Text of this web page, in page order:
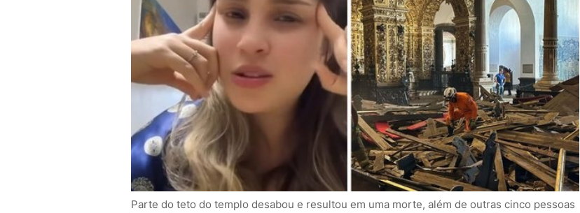
Parte do teto do templo desabou e resultou em uma morte, além de outras cinco pessoas